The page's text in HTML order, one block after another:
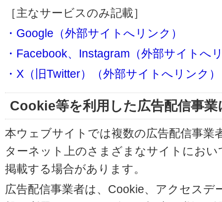
［主なサービスのみ記載］
・Google（外部サイトへリンク）
・Facebook、Instagram（外部サイトへ
・X（旧Twitter）（外部サイトへリンク）
Cookie等を利用した広告配信事
本ウェブサイトでは複数の広告配信事業
ターネット上のさまざまなサイトにお
掲載する場合があります。
広告配信事業者は、Cookie、アクセスデ